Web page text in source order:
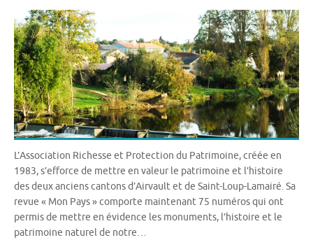
L’Association Richesse et Protection du Patrimoine, créée en
1983, s’efforce de mettre en valeur le patrimoine et l’histoire
des deux anciens cantons d’Airvault et de Saint-Loup-Lamairé. Sa
revue « Mon Pays » comporte maintenant 75 numéros qui ont
permis de mettre en évidence les monuments, l’histoire et le
patrimoine naturel de notre…